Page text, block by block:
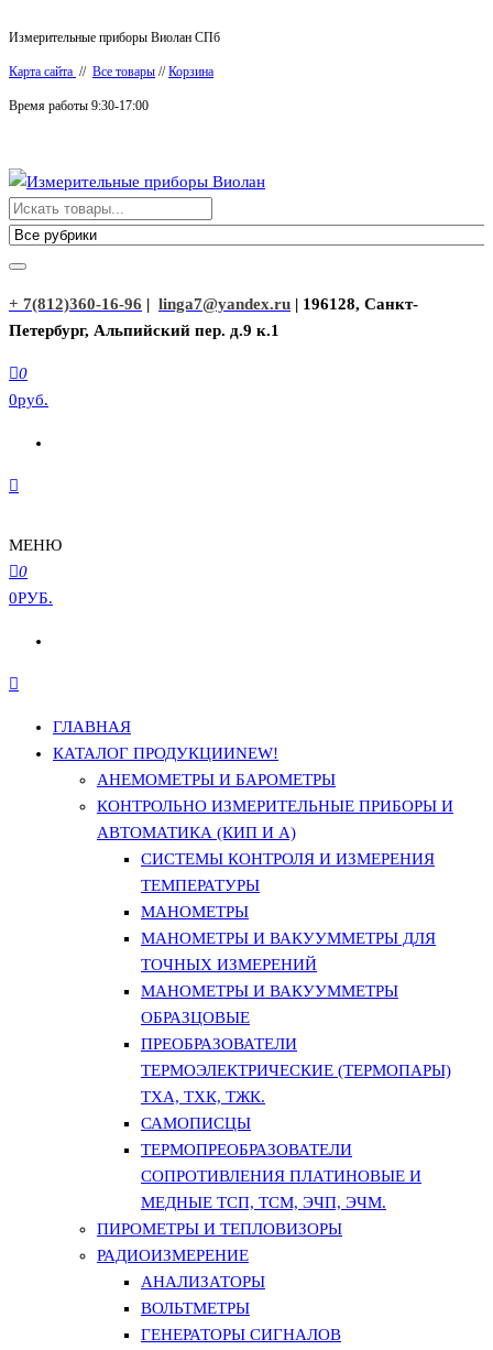
к
содержимому
Измерительные приборы Виолан СПб
Карта сайта // Все товары //Корзина
Время работы 9:30-17:00
Измерительные приборы Виолан
+ 7(812)360-16-96 | linga7@yandex.ru | 196128, Санкт-
Петербург, Альпийский пер. д.9 к.1
0
0руб.
МЕНЮ
0
0РУБ.
ГЛАВНАЯ
КАТАЛОГ ПРОДУКЦИИNEW!
АНЕМОМЕТРЫ И БАРОМЕТРЫ
КОНТРОЛЬНО ИЗМЕРИТЕЛЬНЫЕ ПРИБОРЫ И
АВТОМАТИКА (КИП И А)
СИСТЕМЫ КОНТРОЛЯ И ИЗМЕРЕНИЯ
ТЕМПЕРАТУРЫ
МАНОМЕТРЫ
МАНОМЕТРЫ И ВАКУУММЕТРЫ ДЛЯ
ТОЧНЫХ ИЗМЕРЕНИЙ
МАНОМЕТРЫ И ВАКУУММЕТРЫ
ОБРАЗЦОВЫЕ
ПРЕОБРАЗОВАТЕЛИ
ТЕРМОЭЛЕКТРИЧЕСКИЕ (ТЕРМОПАРЫ)
ТХА, ТХК, ТЖК.
САМОПИСЦЫ
ТЕРМОПРЕОБРАЗОВАТЕЛИ
СОПРОТИВЛЕНИЯ ПЛАТИНОВЫЕ И
МЕДНЫЕ ТСП, ТСМ, ЭЧП, ЭЧМ.
ПИРОМЕТРЫ И ТЕПЛОВИЗОРЫ
РАДИОИЗМЕРЕНИЕ
АНАЛИЗАТОРЫ
ВОЛЬТМЕТРЫ
ГЕНЕРАТОРЫ СИГНАЛОВ